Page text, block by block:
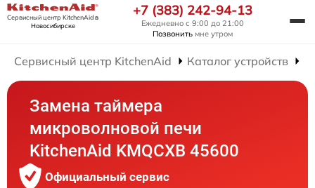
Сервисный центр KitchenAidв
Новосибирске
+7 (383) 242-94-13
Ежедневно с 9:00 до 21:00
Позвонить мне утром
Сервисный центр KitchenAid Каталог устройств
Замена таймера
микроволновой печи
KitchenAid KMQCXB 45600
Официальный сервис